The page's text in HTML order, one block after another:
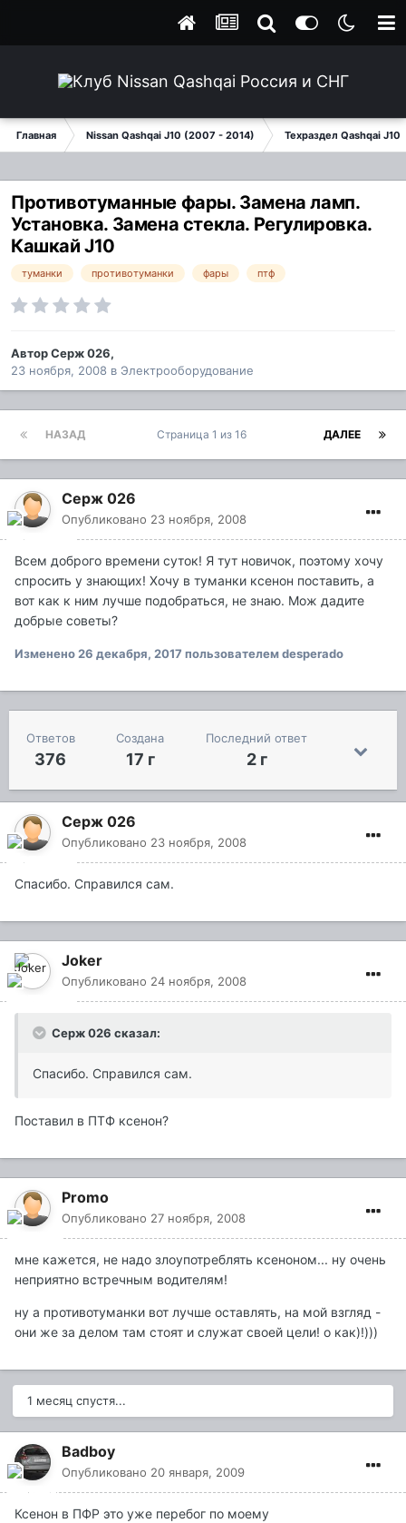
Главная Nissan Qashqai J10 (2007 - 2014) Техраздел Qashqai J10
Противотуманные фары. Замена ламп.
Установка. Замена стекла. Регулировка.
Кашкай J10
туманки противотуманки фары птф
АвторСерж 026,
23 ноября, 2008 в Электрооборудование
НАЗАД ДАЛЕЕ
Страница 1 из 16
Серж 026
Опубликовано 23 ноября, 2008
Всем доброго времени суток! Я тут новичок, поэтому хочу
спросить у знающих! Хочу в туманки ксенон поставить, а
вот как к ним лучше подобраться, не знаю. Мож дадите
добрые советы?
Изменено26 декабря, 2017 пользователем desperado
Ответов
376
Создана
17 г
Последний ответ
2 г
Серж 026
Опубликовано 23 ноября, 2008
Спасибо. Справился сам.
Joker
Опубликовано 24 ноября, 2008
Серж 026 сказал:
Спасибо. Справился сам.
Поставил в ПТФ ксенон?
Promo
Опубликовано 27 ноября, 2008
мне кажется, не надо злоупотреблять ксеноном... ну очень
неприятно встречным водителям!
ну а противотуманки вот лучше оставлять, на мой взгляд -
они же за делом там стоят и служат своей цели! о как)!)))
1 месяц спустя...
Badboy
Опубликовано 20 января, 2009
Ксенон в ПФР это уже перебог по моему